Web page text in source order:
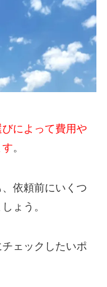
によって費用や
。
依頼前にいくつ
ょう。
ェックしたいポ